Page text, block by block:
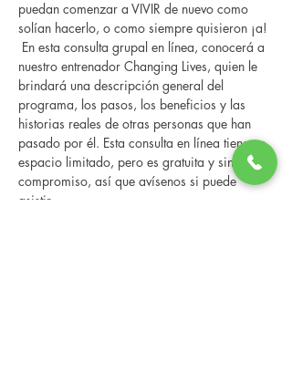
puedan comenzar a VIVIR de nuevo como
solían hacerlo, o como siempre quisieron ¡a!
En esta consulta grupal en línea, conocerá a
nuestro entrenador Changing Lives, quien le
brindará una descripción general del
programa, los pasos, los beneficios y las
historias reales de otras personas que han
pasado por él. Esta consulta en línea tiene un
espacio limitado, pero es gratuita y sin
compromiso, así que avísenos si puede
asistir.